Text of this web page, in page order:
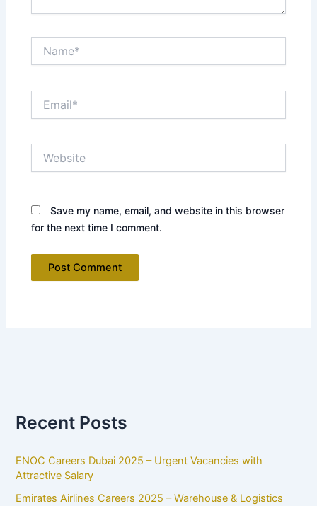
Save my name, email, and website in this browser
for the next time I comment.
Recent Posts
ENOC Careers Dubai 2025 – Urgent Vacancies with
Attractive Salary
Emirates Airlines Careers 2025 – Warehouse & Logistics